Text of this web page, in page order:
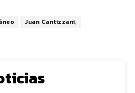
Juan Cantizzani,